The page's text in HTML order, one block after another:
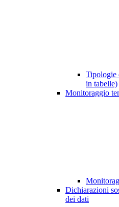
Tipologie
in tabelle)
Monitoraggio
Dichiarazioni
dei dati